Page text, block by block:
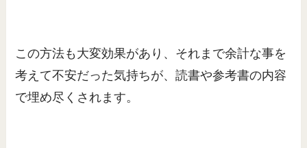
この方法も大変効果があり、それまで余計な事を
考えて不安だった気持ちが、読書や参考書の内容
で埋め尽くされます。